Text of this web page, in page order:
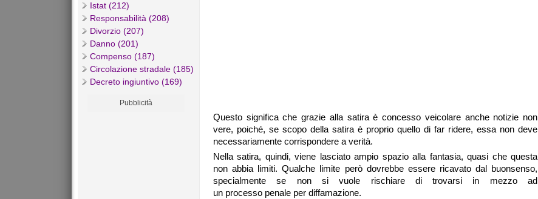
Istat (212)
Responsabilità (208)
Divorzio (207)
Danno (201)
Compenso (187)
Circolazione stradale (185)
Decreto ingiuntivo (169)
Pubblicità
Questo significa che grazie alla satira è concesso veicolare anche notizie non
vere, poiché, se scopo della satira è proprio quello di far ridere, essa non deve
necessariamente corrispondere a verità.
Nella satira, quindi, viene lasciato ampio spazio alla fantasia, quasi che questa
non abbia limiti. Qualche limite però dovrebbe essere ricavato dal buonsenso,
specialmente se non si vuole rischiare di trovarsi in mezzo ad
un processo penale per diffamazione.